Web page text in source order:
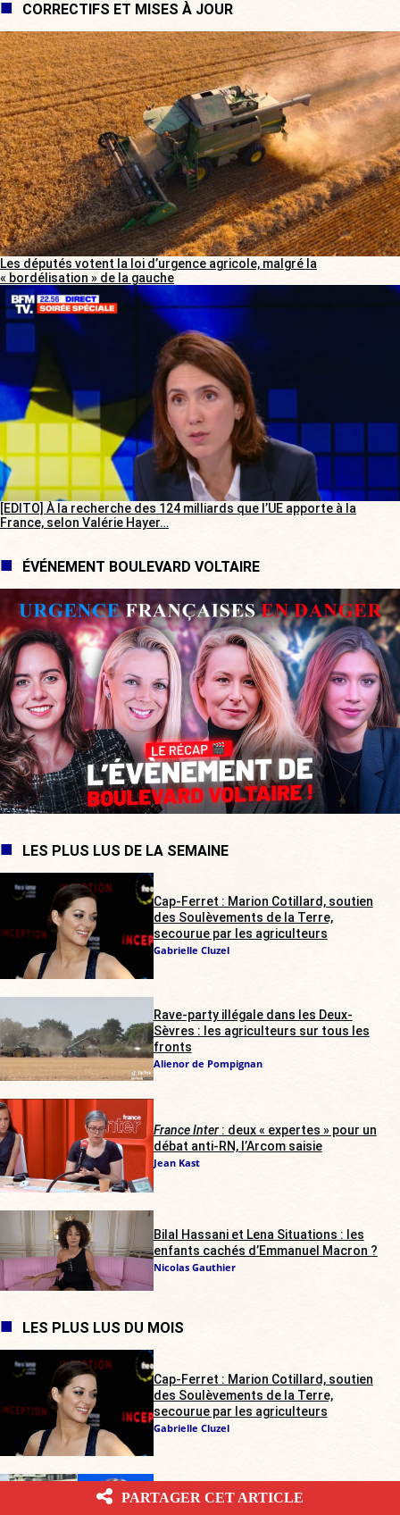
CORRECTIFS ET MISES À JOUR
Les députés votent la loi d’urgence agricole, malgré la
« bordélisation » de la gauche
[EDITO] À la recherche des 124 milliards que l’UE apporte à la
France, selon Valérie Hayer…
ÉVÉNEMENT BOULEVARD VOLTAIRE
LES PLUS LUS DE LA SEMAINE
Cap-Ferret : Marion Cotillard, soutien
des Soulèvements de la Terre,
secourue par les agriculteurs
Gabrielle Cluzel
Rave-party illégale dans les Deux-
Sèvres : les agriculteurs sur tous les
fronts
Alienor de Pompignan
France Inter: deux « expertes » pour un
débat anti-RN, l’Arcom saisie
Jean Kast
Bilal Hassani et Lena Situations : les
enfants cachés d’Emmanuel Macron ?
Nicolas Gauthier
LES PLUS LUS DU MOIS
Cap-Ferret : Marion Cotillard, soutien
des Soulèvements de la Terre,
secourue par les agriculteurs
Gabrielle Cluzel
Trouble à l’Assemblée : contrairement
PARTAGER CET ARTICLE